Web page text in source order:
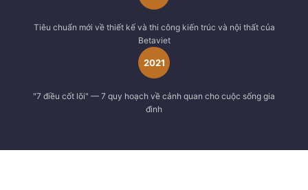
Tiêu chuẩn mới về thiết kế và thi công kiến trúc và nội thất của
Betaviet
2021
"7 điều cốt lõi" — 7 quy hoạch về cảnh quan cho cuộc sống gia
đình